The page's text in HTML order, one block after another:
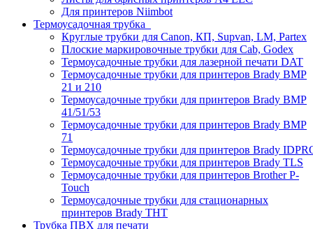
Для принтеров Niimbot
Термоусадочная трубка
Круглые трубки для Canon, КП, Supvan, LM, Partex
Плоские маркировочные трубки для Cab, Godex
Термоусадочные трубки для лазерной печати DAT
Термоусадочные трубки для принтеров Brady BMP
21 и 210
Термоусадочные трубки для принтеров Brady BMP
41/51/53
Термоусадочные трубки для принтеров Brady BMP
71
Термоусадочные трубки для принтеров Brady
Термоусадочные трубки для принтеров Brady TLS
Термоусадочные трубки для принтеров Brother P-
Touch
Термоусадочные трубки для стационарных
принтеров Brady THT
Трубка ПВХ для печати